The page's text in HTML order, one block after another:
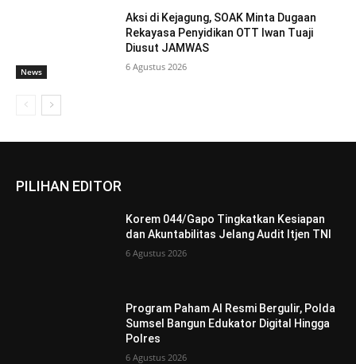
News
Aksi di Kejagung, SOAK Minta Dugaan
Rekayasa Penyidikan OTT Iwan Tuaji
Diusut JAMWAS
6 Agustus 2026
PILIHAN EDITOR
Korem 044/Gapo Tingkatkan Kesiapan
dan Akuntabilitas Jelang Audit Itjen TNI
6 Agustus 2026
Program Paham AI Resmi Bergulir, Polda
Sumsel Bangun Edukator Digital Hingga
Polres
6 Agustus 2026